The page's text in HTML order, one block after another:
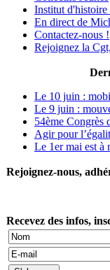
Institut d'histoire
En direct de
Contactez-nous !
Rejoignez la
Le 10 juin :
Le 9 juin :
54ème Congrès
Agir pour
Le 1er mai est à
Rejoignez-nous,
Recevez des infos,